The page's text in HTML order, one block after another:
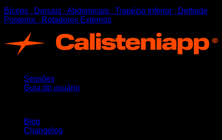
Bíceps ∙ Dorsais ∙ Abdominais ∙ Trapézio Inferior ∙ Deltoide
Posterior ∙ Rotadores Externos
Sessões
Guia do usuário
Blog
Changelog